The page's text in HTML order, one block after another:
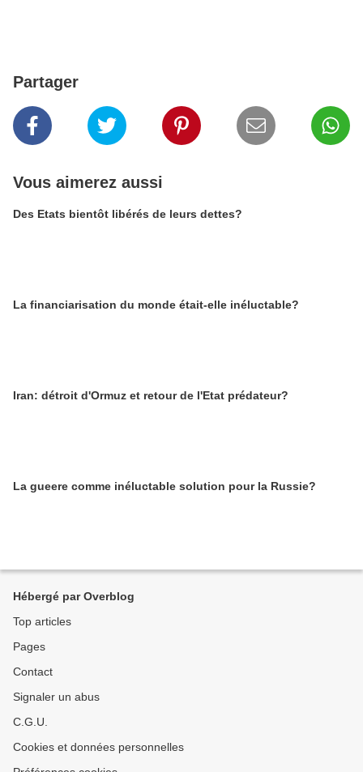
Partager
Vous aimerez aussi
Des Etats bientôt libérés de leurs dettes?
La financiarisation du monde était-elle inéluctable?
Iran: détroit d'Ormuz et retour de l'Etat prédateur?
La gueere comme inéluctable solution pour la Russie?
Hébergé par Overblog
Top articles
Pages
Contact
Signaler un abus
C.G.U.
Cookies et données personnelles